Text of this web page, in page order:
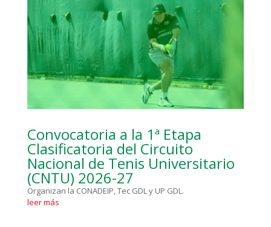
Convocatoria a la 1ª Etapa
Clasificatoria del Circuito
Nacional de Tenis Universitario
(CNTU) 2026-27
Organizan la CONADEIP, Tec GDL y UP GDL.
leer más